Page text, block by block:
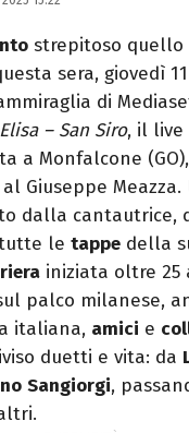
insieme a un
strepitoso quello
sera, giovedì
di
Elisa – San Siro, il
a Monfalcone
Giuseppe Meazza.
dalla cantautrice,
le tappe della
iniziata oltre 25
palco milanese,
italiana, amici e
duetti e vita: da
Sangiorgi,